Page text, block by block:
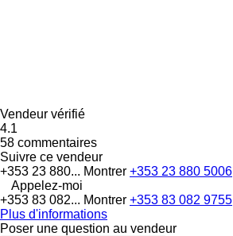
Vendeur vérifié
4.1
58 commentaires
Suivre ce vendeur
+353 23 880... Montrer +353 23 880 5006
Appelez-moi
+353 83 082... Montrer +353 83 082 9755
Plus d'informations
Poser une question au vendeur